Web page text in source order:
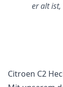
er alt ist,
Citroen C2